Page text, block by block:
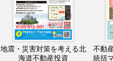
地震・災害対策を考える北
海道不動産投資
不動
統括